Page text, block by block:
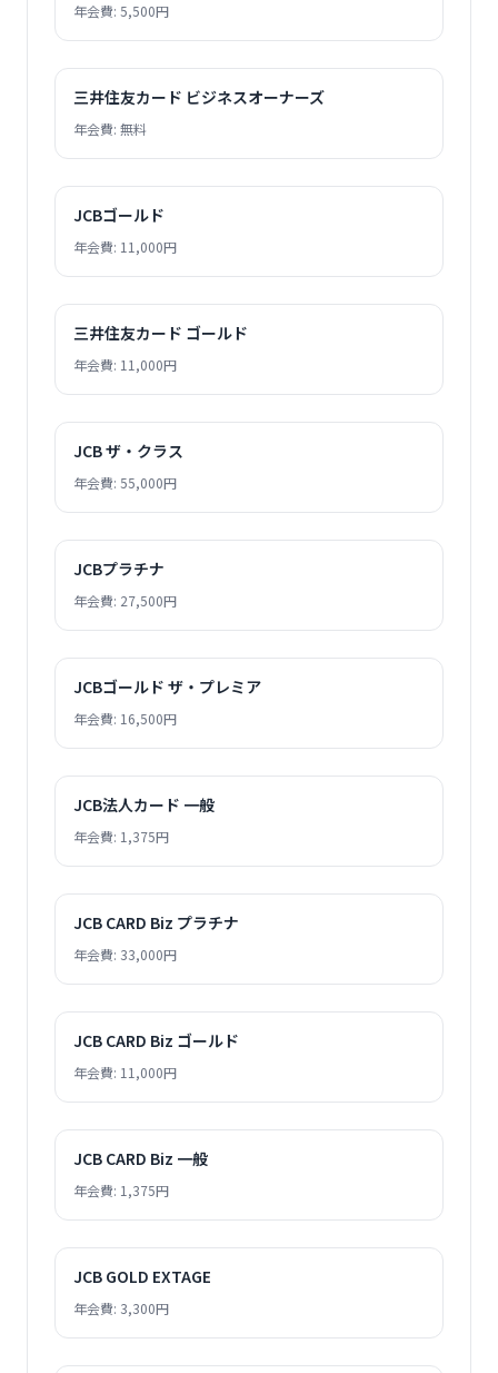
年会費: 5,500円
三井住友カード ビジネスオーナーズ
年会費: 無料
JCBゴールド
年会費: 11,000円
三井住友カード ゴールド
年会費: 11,000円
JCB ザ・クラス
年会費: 55,000円
JCBプラチナ
年会費: 27,500円
JCBゴールド ザ・プレミア
年会費: 16,500円
JCB法人カード 一般
年会費: 1,375円
JCB CARD Biz プラチナ
年会費: 33,000円
JCB CARD Biz ゴールド
年会費: 11,000円
JCB CARD Biz 一般
年会費: 1,375円
JCB GOLD EXTAGE
年会費: 3,300円